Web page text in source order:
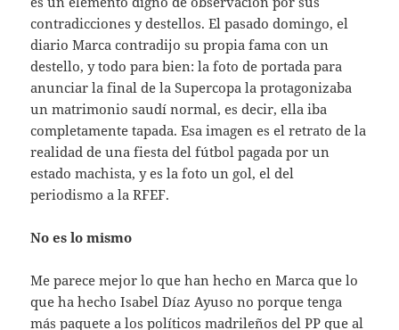
contradicciones y destellos. El pasado domingo, el
diario Marca contradijo su propia fama con un
destello, y todo para bien: la foto de portada para
anunciar la final de la Supercopa la protagonizaba
un matrimonio saudí normal, es decir, ella iba
completamente tapada. Esa imagen es el retrato de la
realidad de una fiesta del fútbol pagada por un
estado machista, y es la foto un gol, el del
periodismo a la RFEF.
No es lo mismo
Me parece mejor lo que han hecho en Marca que lo
que ha hecho Isabel Díaz Ayuso no porque tenga
más paquete a los políticos madrileños del PP que al